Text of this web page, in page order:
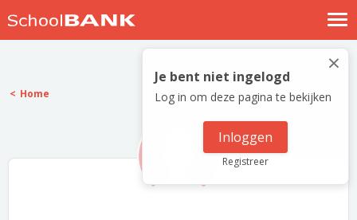
Nostalgische verhalen
Log in
Meld je gratis aan
×
Je bent niet ingelogd
Log in om deze pagina te bekijken
Inloggen
Registreer
Home